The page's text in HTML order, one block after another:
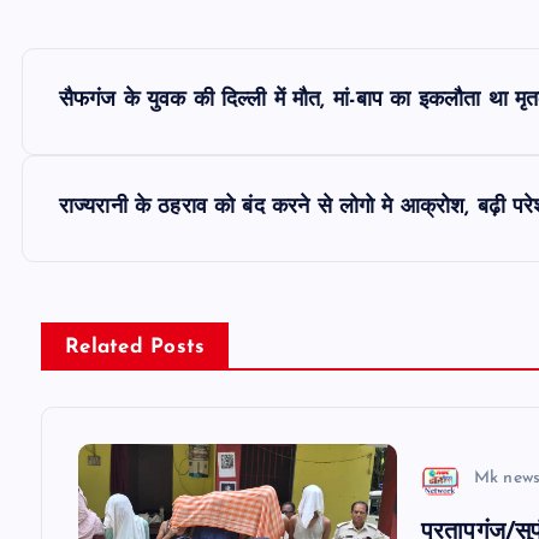
सैफगंज के युवक की दिल्ली में मौत, मां-बाप का इकलौता था
राज्यरानी के ठहराव को बंद करने से लोगो मे आक्रोश, बढ़ी
Related Posts
Mk
प्रतापगंज/